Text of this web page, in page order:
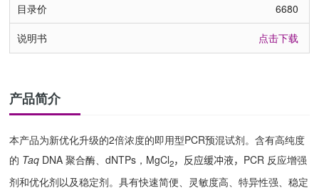
6680
点击下载
产品简介
本产品为新优化升级的2倍浓度的即用型PCR预混试剂。含有高纯度
的 Taq DNA 聚合酶、dNTPs，MgCl2，反应缓冲液， PCR 反应增强
剂和优化剂以及稳定剂。具有快速简便、灵敏度高、特异性强、稳定